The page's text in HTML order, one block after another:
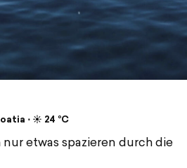
⋅ ☀️ 24 °C
etwas spazieren durch die